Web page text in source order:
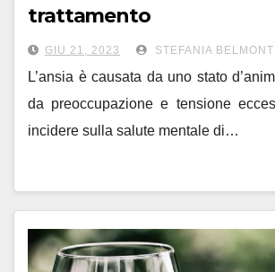
trattamento
GIU 21, 2023 STEFANIA
L’ansia è causata da uno stato
da preoccupazione e tensione
incidere sulla salute mentale di…